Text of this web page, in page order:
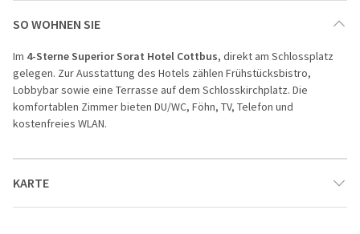
SO WOHNEN SIE
Im 4-Sterne Superior Sorat Hotel Cottbus, direkt am Schlossplatz
gelegen. Zur Ausstattung des Hotels zählen Frühstücksbistro,
Lobbybar sowie eine Terrasse auf dem Schlosskirchplatz. Die
komfortablen Zimmer bieten DU/WC, Föhn, TV, Telefon und
kostenfreies WLAN.
KARTE